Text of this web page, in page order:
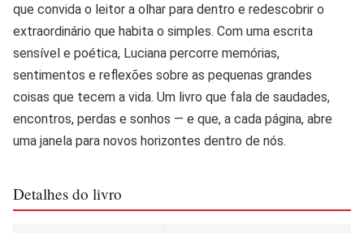
que convida o leitor a olhar para dentro e redescobrir o
extraordinário que habita o simples. Com uma escrita
sensível e poética, Luciana percorre memórias,
sentimentos e reflexões sobre as pequenas grandes
coisas que tecem a vida. Um livro que fala de saudades,
encontros, perdas e sonhos — e que, a cada página, abre
uma janela para novos horizontes dentro de nós.
Detalhes do livro